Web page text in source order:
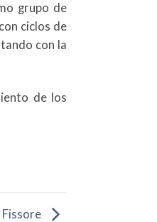
grupo de
ciclos de
con la
de los
Fissore